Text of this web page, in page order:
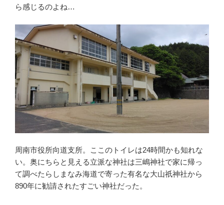
ら感じるのよね…
周南市役所向道支所。ここのトイレは24時間かも知れな
い。奥にちらと見える立派な神社は三嶋神社で家に帰っ
て調べたらしまなみ海道で寄った有名な大山祇神社から
890年に勧請されたすごい神社だった。